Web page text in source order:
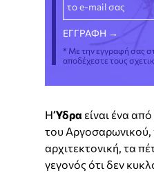
* Με την εγγραφή σας
αποδέχεστε τους
ΗΎδρα είναι ένα
του Αργοσαρωνικού,
αρχιτεκτονική, τα
γεγονός ότι δεν